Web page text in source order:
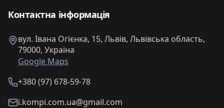
Контактна інформація
вул. Івана Огієнка, 15, Львів, Львівська область,
79000, Україна
Google Maps
+380 (97) 678-59-78
i.kompi.com.ua@gmail.com